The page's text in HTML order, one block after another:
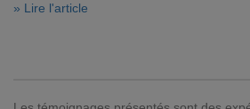
» Lire l'article